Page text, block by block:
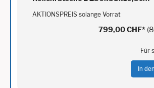
AKTIONSPREIS solange Vorrat
799,00 CHF* (
Für
In